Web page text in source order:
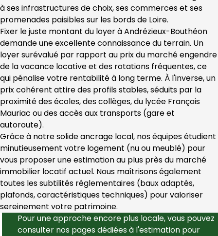
à ses infrastructures de choix, ses commerces et ses
promenades paisibles sur les bords de Loire.
Fixer le juste montant du loyer à Andrézieux-Bouthéon
demande une excellente connaissance du terrain. Un
loyer surévalué par rapport au prix du marché engendre
de la vacance locative et des rotations fréquentes, ce
qui pénalise votre rentabilité à long terme. À l'inverse, un
prix cohérent attire des profils stables, séduits par la
proximité des écoles, des collèges, du lycée François
Mauriac ou des accès aux transports (gare et
autoroute).
Grâce à notre solide ancrage local, nos équipes étudient
minutieusement votre logement (nu ou meublé) pour
vous proposer une estimation au plus près du marché
immobilier locatif actuel. Nous maîtrisons également
toutes les subtilités réglementaires (baux adaptés,
plafonds, caractéristiques techniques) pour valoriser
sereinement votre patrimoine.
Pour une approche encore plus locale, vous pouvez
consulter nos pages dédiées à l'estimation pour